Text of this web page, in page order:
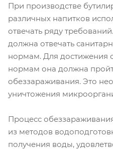
При производстве
различных напитков
отвечать ряду
должна отвечать
нормам. Для достижения
нормам она должна
обеззараживания. Это
уничтожения
Процесс
из методов
получения воды,